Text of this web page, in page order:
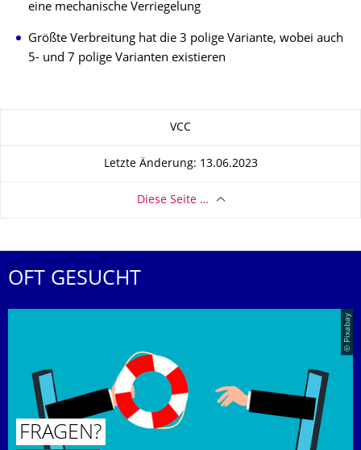
eine mechanische Verriegelung
Größte Verbreitung hat die 3 polige Variante, wobei auch
5- und 7 polige Varianten existieren
VCC
Letzte Änderung: 13.06.2023
Diese Seite …
OFT GESUCHT
© Pixabay
FRAGEN?